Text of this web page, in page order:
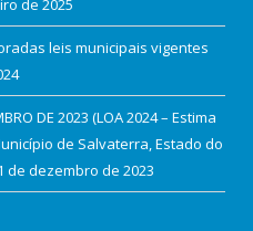
de 2025
leis municipais vigentes
DE 2023 (LOA 2024 – Estima
de Salvaterra, Estado do
de dezembro de 2023